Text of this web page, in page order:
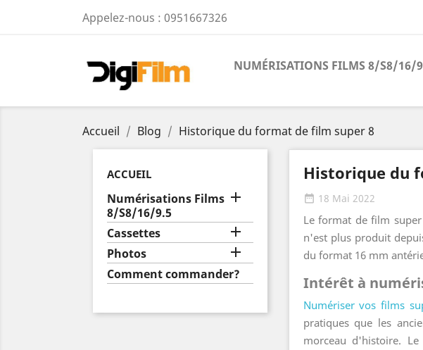
Appelez-nous : 0951667326
NUMÉRISATIONS FILMS 8/S8/16/
Accueil Blog Historique du format de film super 8
ACCUEIL
Numérisations Films
8/S8/16/9.5

Cassettes 
Photos 
Comment commander?
Historique du
date_range 18 Mai 2022
Le format de film
n'est plus produit
du format 16 mm
Intérêt à
Numériser vos films
pratiques que les
morceau d'histoire.